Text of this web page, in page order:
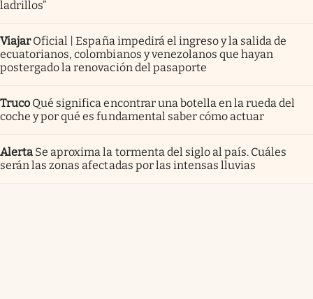
ladrillos”
Viajar Oficial | España impedirá el ingreso y la salida de
ecuatorianos, colombianos y venezolanos que hayan
postergado la renovación del pasaporte
Truco Qué significa encontrar una botella en la rueda del
coche y por qué es fundamental saber cómo actuar
Alerta Se aproxima la tormenta del siglo al país. Cuáles
serán las zonas afectadas por las intensas lluvias